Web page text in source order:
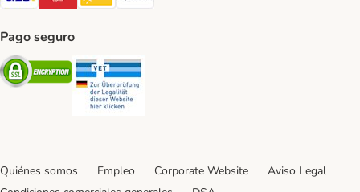
Pago seguro
Security
Quiénes somos Empleo Corporate Website
Aviso Legal